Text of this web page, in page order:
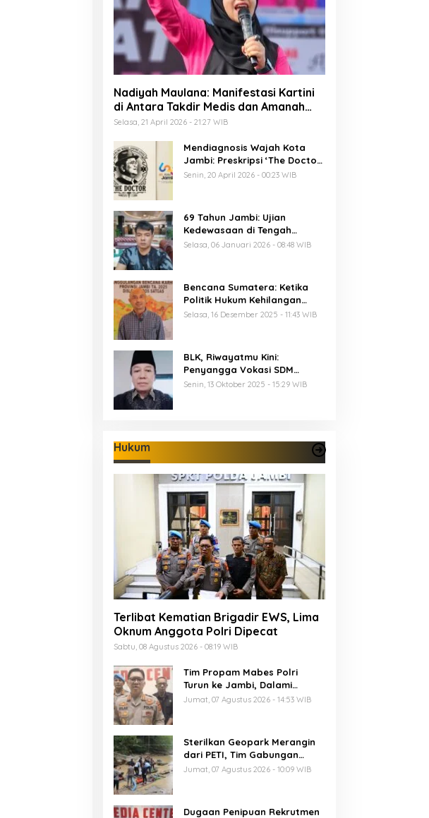
Nadiyah Maulana: Manifestasi Kartini
di Antara Takdir Medis dan Amanah
Publik
Selasa, 21 April 2026 - 21:27 WIB
Mendiagnosis Wajah Kota
Jambi: Preskripsi ‘The Doctor’
Menuju 625 Tahun Tanah Pilih
Senin, 20 April 2026 - 00:23 WIB
69 Tahun Jambi: Ujian
Kedewasaan di Tengah
Keterbatasan Anggaran
Selasa, 06 Januari 2026 - 08:48 WIB
Bencana Sumatera: Ketika
Politik Hukum Kehilangan
Arah dan Negara Kehilangan
Selasa, 16 Desember 2025 - 11:43 WIB
BLK, Riwayatmu Kini:
Penyangga Vokasi SDM
Provinsi Jambi
Senin, 13 Oktober 2025 - 15:29 WIB
Hukum
Terlibat Kematian Brigadir EWS, Lima
Oknum Anggota Polri Dipecat
Sabtu, 08 Agustus 2026 - 08:19 WIB
Tim Propam Mabes Polri
Turun ke Jambi, Dalami
Dugaan Penipuan Rekrutmen
Jumat, 07 Agustus 2026 - 14:53 WIB
Sterilkan Geopark Merangin
dari PETI, Tim Gabungan
Temukan Empat Rakit
Jumat, 07 Agustus 2026 - 10:09 WIB
Dugaan Penipuan Rekrutmen